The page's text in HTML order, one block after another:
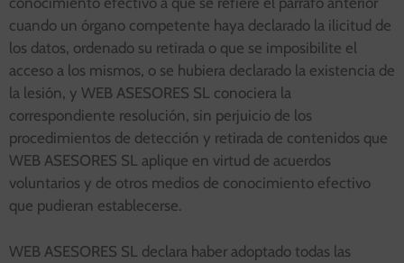
cuando un órgano competente haya declarado la ilicitud de
los datos, ordenado su retirada o que se imposibilite el
acceso a los mismos, o se hubiera declarado la existencia de
la lesión, y WEB ASESORES SL conociera la
correspondiente resolución, sin perjuicio de los
procedimientos de detección y retirada de contenidos que
WEB ASESORES SL aplique en virtud de acuerdos
voluntarios y de otros medios de conocimiento efectivo
que pudieran establecerse.
WEB ASESORES SL declara haber adoptado todas las